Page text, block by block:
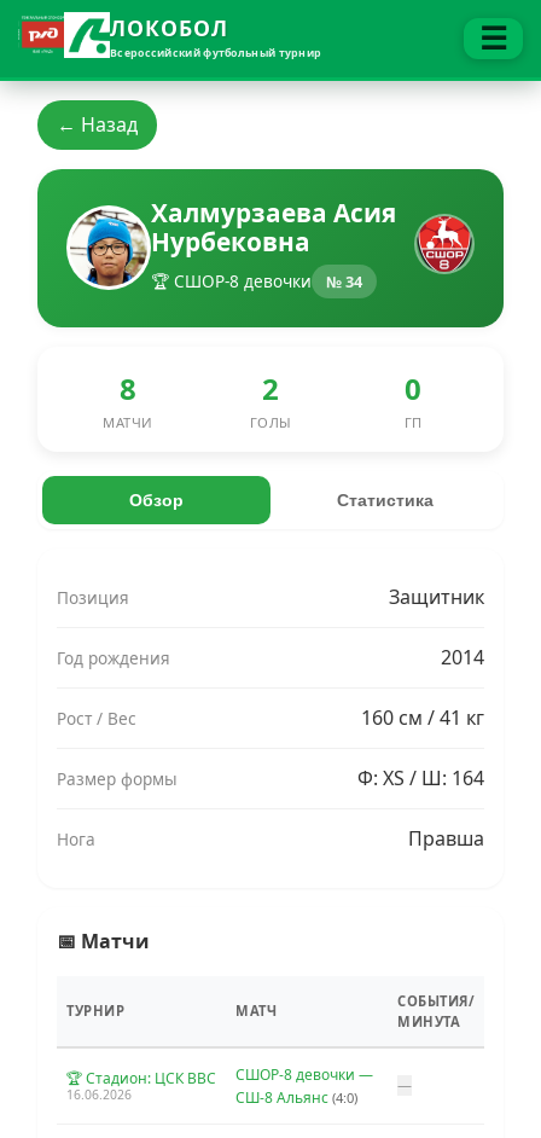
ЛОКОБОЛ
Всероссийский футбольный турнир ☰
← Назад
Халмурзаева Асия
Нурбековна
🏆 СШОР-8 девочки № 34
8
МАТЧИ
2
ГОЛЫ
0
ГП
Обзор Статистика
Позиция Защитник
Год рождения 2014
Рост / Вес 160 см / 41 кг
Размер формы Ф: XS / Ш: 164
Нога Правша
📅 Матчи
ТУРНИР МАТЧ
СОБЫТИЯ/
МИНУТА
🏆 Стадион: ЦСК ВВС
16.06.2026
СШОР-8 девочки —
СШ-8 Альянс (4:0)
—